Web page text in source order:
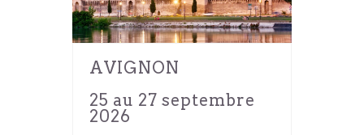
AVIGNON
25 au 27 septembre
2026